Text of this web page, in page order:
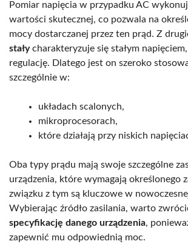
Pomiar napięcia w przypadku AC
wartości skutecznej, co pozwala na
mocy dostarczanej przez ten prąd. Z
stałycharakteryzuje się stałym
regulację. Dlatego jest on szeroko
szczególnie w:
układach scalonych,
mikroprocesorach,
które działają przy niskich
Oba typy prądu mają swoje szczególne
urządzenia, które wymagają określonego
związku z tym są kluczowe w
Wybierając źródło zasilania, warto
specyfikację danego urządzenia,
zapewnić mu odpowiednią moc.